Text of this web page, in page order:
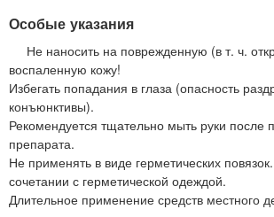
Особые указания
Не наносить на поврежденную (в т. ч.
воспаленную кожу!
Избегать попадания в глаза (опасность
конъюнктивы).
Рекомендуется тщательно мыть руки после
препарата.
Не применять в виде герметических
сочетании с герметической одеждой.
Длительное применение средств местного